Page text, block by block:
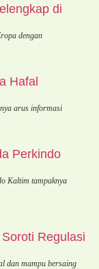
di
dengan
Hafal
arus informasi
Perkindo
Kaltim tampaknya
Regulasi
dan mampu bersaing